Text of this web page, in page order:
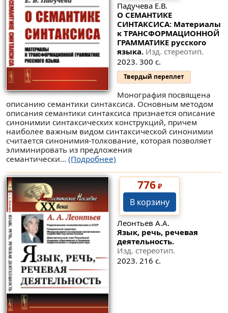
Падучева Е.В.
О СЕМАНТИКЕ
СИНТАКСИСА: Материалы
к ТРАНСФОРМАЦИОННОЙ
ГРАММАТИКЕ русского
языка. Изд. стереотип.
2023. 300 с.
Твердый переплет
Монография посвящена
описанию семантики синтаксиса. Основным методом
описания семантики синтаксиса признается описание
синонимии синтаксических конструкций, причем
наиболее важным видом синтаксической синонимии
считается синонимия-толкование, которая позволяет
элиминировать из предложения
семантически... (Подробнее)
776₽
В корзину
Леонтьев А.А.
Язык, речь, речевая
деятельность.
Изд. стереотип.
2023. 216 с.